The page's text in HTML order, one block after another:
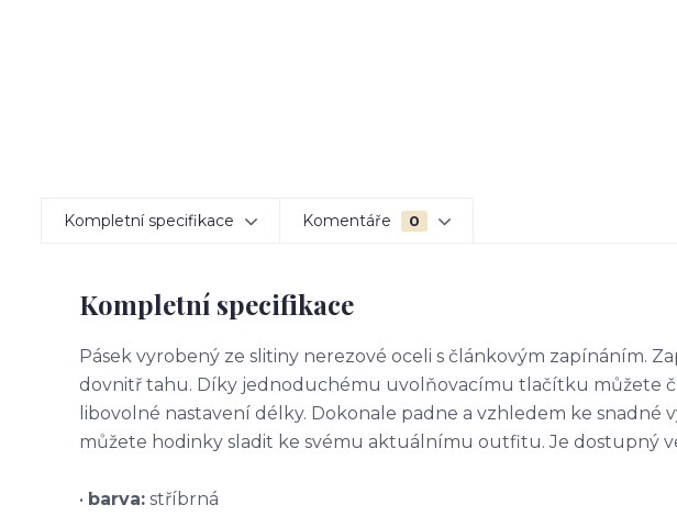
Kompletní specifikace Komentáře 0
Kompletní specifikace
Pásek vyrobený ze slitiny nerezové oceli s článkovým zapínáním.
dovnitř tahu. Díky jednoduchému uvolňovacímu tlačítku můžete
libovolné nastavení délky. Dokonale padne a vzhledem ke snadné
můžete hodinky sladit ke svému aktuálnímu outfitu. Je dostupný
• barva: stříbrná